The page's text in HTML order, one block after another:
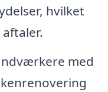
hvilket
med